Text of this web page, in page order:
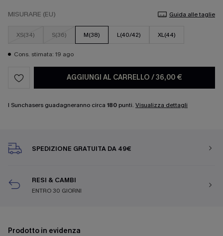
MISURARE (EU) Guida alle taglie
XS(34) S(36) M(38) L(40/42) XL(44)
Cons. stimata: 19 ago
AGGIUNGI AL CARRELLO /36,00 €
I Sunchasers guadagneranno circa 180 punti. Visualizza dettagli
SPEDIZIONE GRATUITA DA 49€
RESI & CAMBI
ENTRO 30 GIORNI
Prodotto in evidenza